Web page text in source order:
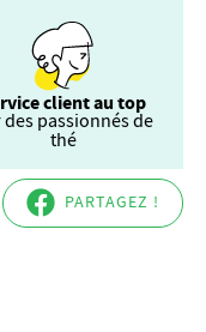
client au top
des passionnés de
thé
PARTAGEZ !